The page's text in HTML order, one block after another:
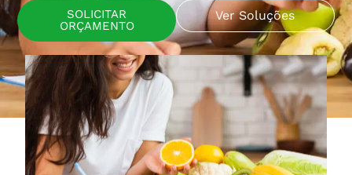
SOLICITAR
ORÇAMENTO
Ver Soluções